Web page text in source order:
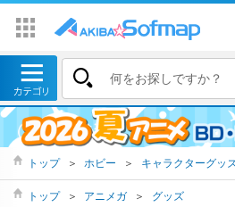
トップ ＞ ホビー ＞ キャラクターグッ
トップ ＞ アニメガ ＞ グッズ